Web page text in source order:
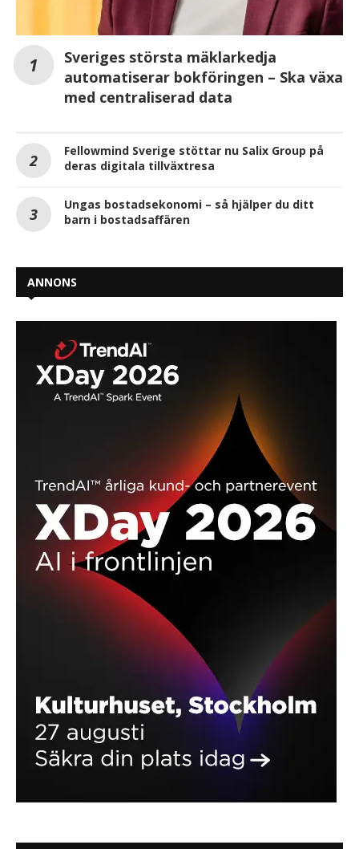
Sveriges största mäklarkedja
automatiserar bokföringen – Ska växa
med centraliserad data
Fellowmind Sverige stöttar nu Salix Group på
deras digitala tillväxtresa
Ungas bostadsekonomi – så hjälper du ditt
barn i bostadsaffären
ANNONS